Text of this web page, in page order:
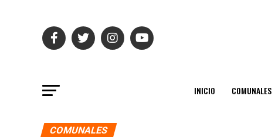
INICIO COMUNALES
COMUNALES